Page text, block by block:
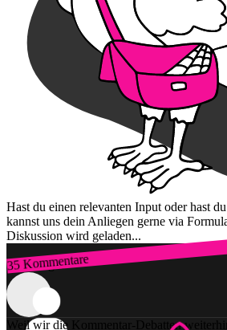
Hast du einen relevanten Input oder hast
kannst uns dein Anliegen gerne via
Diskussion wird geladen...
35 Kommentare
Zum Login
Weil wir die Kommentar-Debatten